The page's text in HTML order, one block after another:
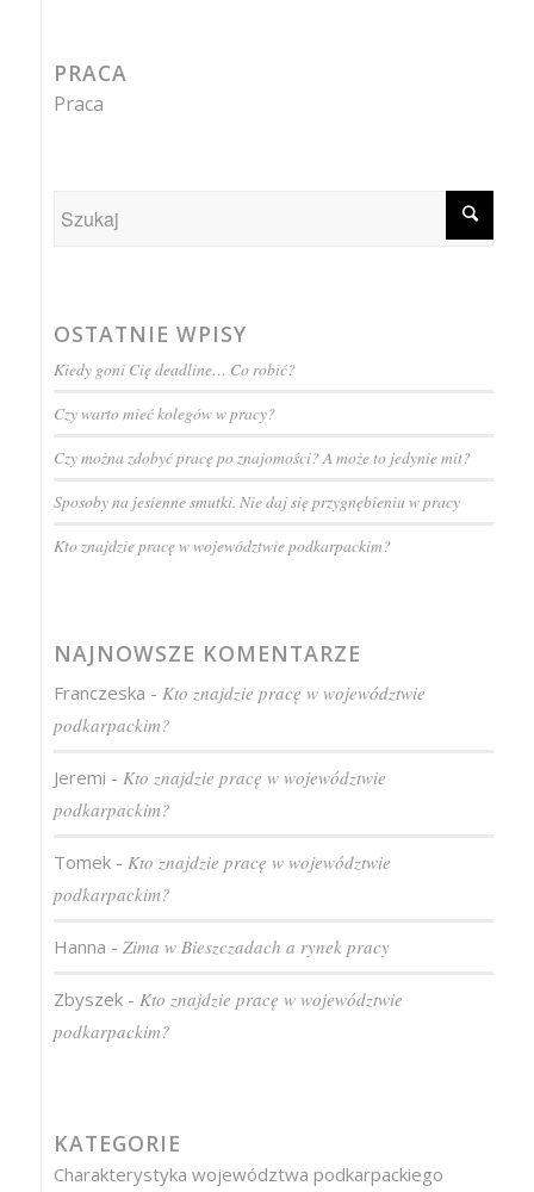
PRACA
Praca
OSTATNIE WPISY
Kiedy goni Cię deadline… Co robić?
Czy warto mieć kolegów w pracy?
Czy można zdobyć pracę po znajomości? A może to jedynie mit?
Sposoby na jesienne smutki. Nie daj się przygnębieniu w pracy
Kto znajdzie pracę w województwie podkarpackim?
NAJNOWSZE KOMENTARZE
Franczeska - Kto znajdzie pracę w województwie
podkarpackim?
Jeremi - Kto znajdzie pracę w województwie
podkarpackim?
Tomek- Kto znajdzie pracę w województwie
podkarpackim?
Hanna - Zima w Bieszczadach a rynek pracy
Zbyszek- Kto znajdzie pracę w województwie
podkarpackim?
KATEGORIE
Charakterystyka województwa podkarpackiego